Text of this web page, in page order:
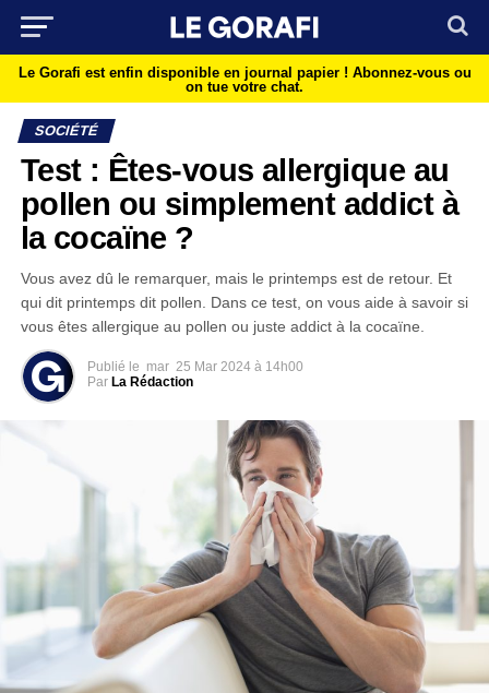
Le Gorafi est enfin disponible en journal papier ! Abonnez-vous ou
on tue votre chat.
SOCIÉTÉ
Test : Êtes-vous allergique au
pollen ou simplement addict à
la cocaïne ?
Vous avez dû le remarquer, mais le printemps est de retour. Et
qui dit printemps dit pollen. Dans ce test, on vous aide à savoir si
vous êtes allergique au pollen ou juste addict à la cocaïne.
Publié le mar 25 Mar 2024 à 14h00
Par La Rédaction